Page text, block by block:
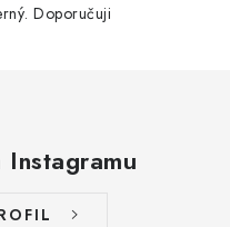
Doporučuji